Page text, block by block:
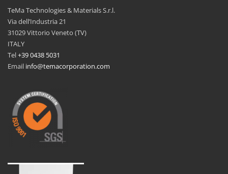
TeMa Technologies & Materials S.r.l.
Via dell’Industria 21
31029 Vittorio Veneto (TV)
ITALY
Tel+39 0438 5031
Email info@temacorporation.com